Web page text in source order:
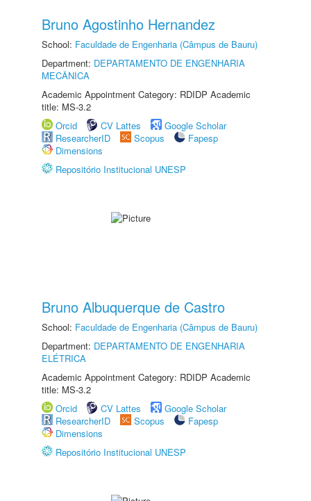
Bruno Agostinho Hernandez
School: Faculdade de Engenharia (Câmpus de Bauru)
Department: DEPARTAMENTO DE ENGENHARIA
MECÂNICA
Academic Appointment Category: RDIDP Academic
title: MS-3.2
Orcid
CV Lattes
Google Scholar
ResearcherID
Scopus
Fapesp
Dimensions
Repositório Institucional UNESP
Bruno Albuquerque de Castro
School: Faculdade de Engenharia (Câmpus de Bauru)
Department: DEPARTAMENTO DE ENGENHARIA
ELÉTRICA
Academic Appointment Category: RDIDP Academic
title: MS-3.2
Orcid
CV Lattes
Google Scholar
ResearcherID
Scopus
Fapesp
Dimensions
Repositório Institucional UNESP